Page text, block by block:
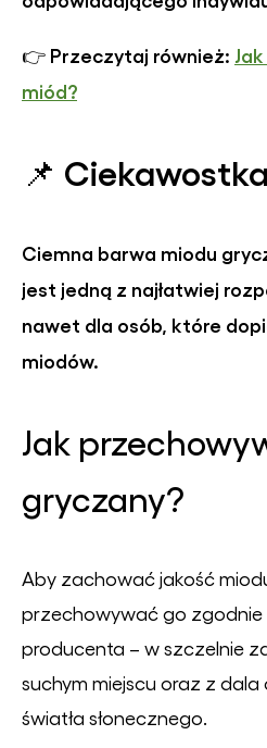
👉 Przeczytaj również:
miód?
📌
Ciemna barwa miodu
jest jedną z najłatwiej
nawet dla osób, które
miodów.
Jak
gryczany?
Aby zachować jakość
przechowywać go zgodnie
producenta – w szczelnie
suchym miejscu oraz z
światła słonecznego.